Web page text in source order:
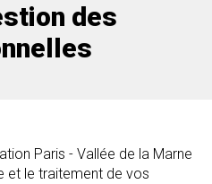
des
Paris - Vallée de la Marne
et le traitement de vos